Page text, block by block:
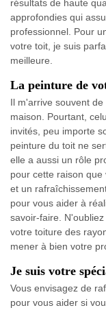
résultats de haute
approfondies qui
professionnel. Pour
votre toit, je suis
meilleure.
La peinture de
Il m'arrive souvent
maison. Pourtant,
invités, peu importe
peinture du toit ne
elle a aussi un rôle
pour cette raison
et un
pour vous aider à
savoir-faire.
votre toiture des
mener à bien votre
Je suis votre
Vous envisagez de
pour vous aider si